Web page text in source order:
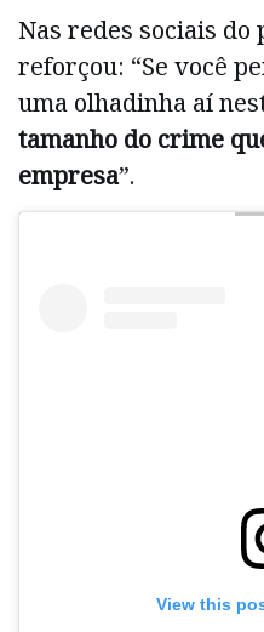
Nas redes sociais do
reforçou: “Se você
uma olhadinha aí
tamanho do crime
empresa”.
View this